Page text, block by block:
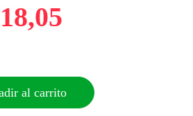
18,05
al carrito